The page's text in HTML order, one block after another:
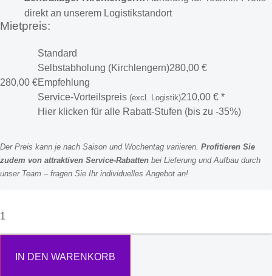
direkt an unserem Logistikstandort
Mietpreis:
280,00 €
Standard
Selbstabholung (Kirchlengern)280,00 €
Empfehlung
Service-Vorteilspreis (excl. Logistik)210,00 € *
Hier klicken für alle Rabatt-Stufen (bis zu -35%)
Der Preis kann je nach Saison und Wochentag variieren. Profitieren Sie
zudem von attraktiven Service-Rabatten bei Lieferung und Aufbau durch
unser Team – fragen Sie Ihr individuelles Angebot an!
IN DEN WARENKORB